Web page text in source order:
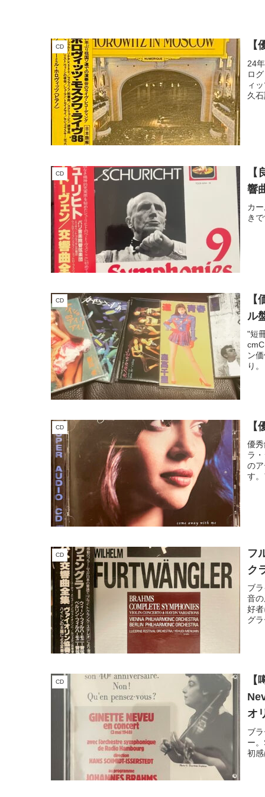
CD
24
ロ
ィ
久
CD
響
カ
き
CD
ル
"短
ン
り。
CD
優
ラ
の
す
CD
フ
ク
ブ
音
好
グ
CD
オ
ブ
ー
初